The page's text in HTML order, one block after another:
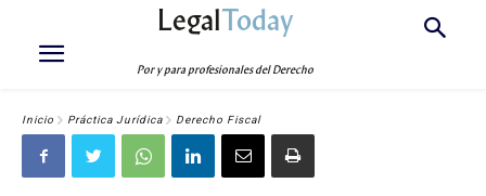
LegalToday
Por y para profesionales del Derecho
Inicio Práctica Jurídica Derecho Fiscal